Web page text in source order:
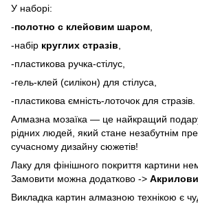
У наборі:
-полотно с клейовим шаром
-набір круглих стразів
-пластикова ручка-стілус,
-гель-клей (силікон) для стілуса,
-пластикова ємність-лоточок для стразів.
Алмазна мозаїка — це найкращий
рідних людей, який стане незабутнім
сучасному дизайну сюжетів!
Лаку для фінішного покриття картини
Замовити можна додатково ->
Викладка картин алмазною технікою є